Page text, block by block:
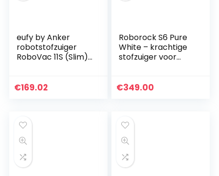
eufy by Anker
robotstofzuiger
RoboVac 11S (Slim)
zuigkracht van 1300
€169.02
Roborock S6 Pure
White – krachtige
stofzuiger voor
watertank 180 ml,
€349.00